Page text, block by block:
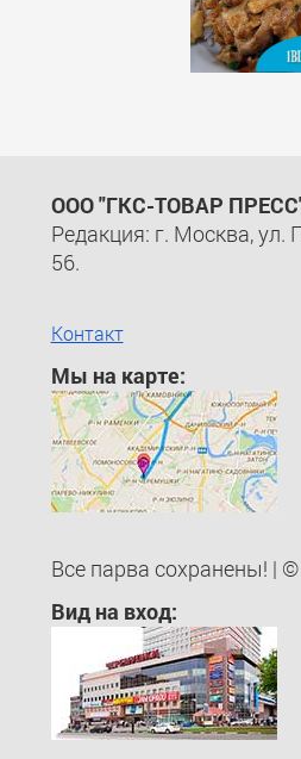
ООО "ГКС-ТОВАР
Редакция: г. Москва, ул.
56.
Контакт
Мы на карте:
Все парва сохранены! |
Вид на вход: